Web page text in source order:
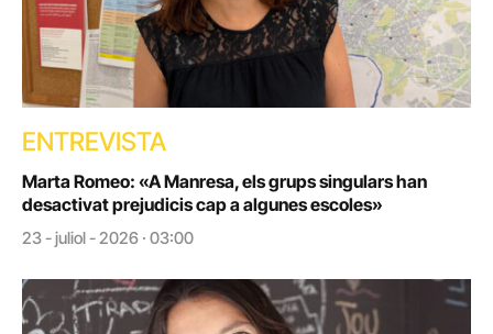
ENTREVISTA
Marta Romeo: «A Manresa, els grups singulars han
desactivat prejudicis cap a algunes escoles»
23 - juliol - 2026 · 03:00